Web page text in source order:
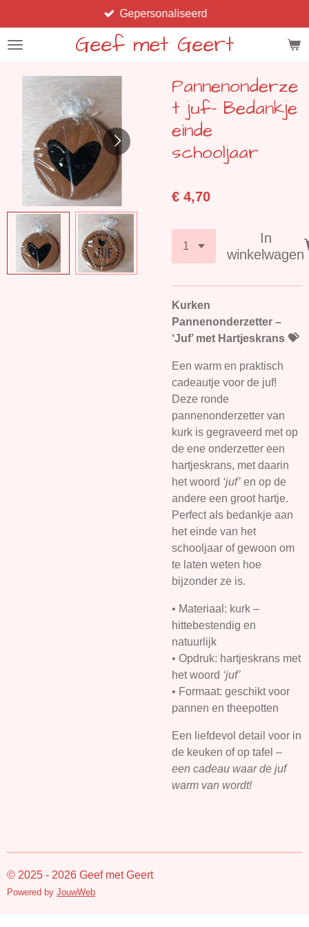
direct
naar
hoofdinhoud
Geef met Geert
Gepersonaliseerd
Pannenonderze
t juf- Bedankje
einde
schooljaar
€ 4,70
In
winkelwagen
Kurken
Pannenonderzetter –
‘Juf’ met Hartjeskrans 💝
Een warm en praktisch
cadeautje voor de juf!
Deze ronde
pannenonderzetter van
kurk is gegraveerd met op
de ene onderzetter een
hartjeskrans, met daarin
het woord ‘juf’ en op de
andere een groot hartje.
Perfect als bedankje aan
het einde van het
schooljaar of gewoon om
te laten weten hoe
bijzonder ze is.
• Materiaal: kurk –
hittebestendig en
natuurlijk
• Opdruk: hartjeskrans met
het woord ‘juf’
• Formaat: geschikt voor
pannen en theepotten
Een liefdevol detail voor in
de keuken of op tafel –
een cadeau waar de juf
warm van wordt!
© 2025 - 2026 Geef met Geert
Powered by JouwWeb